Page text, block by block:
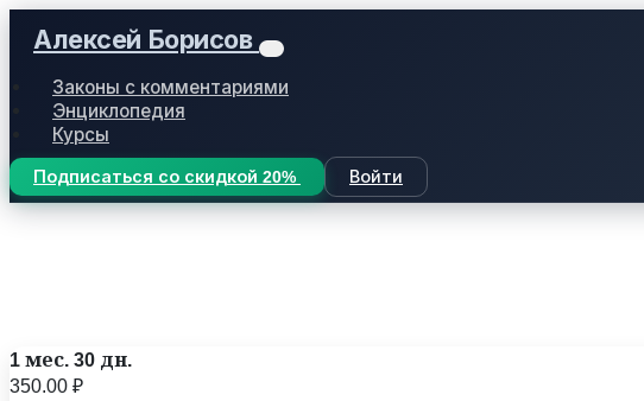
Алексей Борисов
Законы с комментариями
Энциклопедия
Курсы
Подписаться со скидкой 20% Войти
1 мес. 30 дн.
350.00 ₽